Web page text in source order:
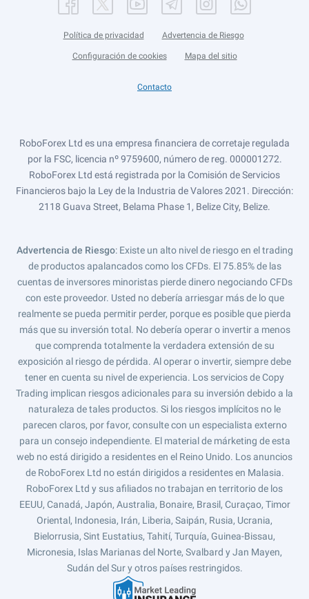
Política de privacidad Advertencia de Riesgo
Configuración de cookies Mapa del sitio
Contacto
RoboForex Ltd es una empresa financiera de corretaje regulada
por la FSC, licencia nº 9759600, número de reg. 000001272.
RoboForex Ltd está registrada por la Comisión de Servicios
Financieros bajo la Ley de la Industria de Valores 2021. Dirección:
2118 Guava Street, Belama Phase 1, Belize City, Belize.
Advertencia de Riesgo: Existe un alto nivel de riesgo en el trading
de productos apalancados como los CFDs. El 75.85% de las
cuentas de inversores minoristas pierde dinero negociando CFDs
con este proveedor. Usted no debería arriesgar más de lo que
realmente se pueda permitir perder, porque es posible que pierda
más que su inversión total. No debería operar o invertir a menos
que comprenda totalmente la verdadera extensión de su
exposición al riesgo de pérdida. Al operar o invertir, siempre debe
tener en cuenta su nivel de experiencia. Los servicios de Copy
Trading implican riesgos adicionales para su inversión debido a la
naturaleza de tales productos. Si los riesgos implícitos no le
parecen claros, por favor, consulte con un especialista externo
para un consejo independiente. El material de márketing de esta
web no está dirigido a residentes en el Reino Unido. Los anuncios
de RoboForex Ltd no están dirigidos a residentes en Malasia.
RoboForex Ltd y sus afiliados no trabajan en territorio de los
EEUU, Canadá, Japón, Australia, Bonaire, Brasil, Curaçao, Timor
Oriental, Indonesia, Irán, Liberia, Saipán, Rusia, Ucrania,
Bielorrusia, Sint Eustatius, Tahití, Turquía, Guinea-Bissau,
Micronesia, Islas Marianas del Norte, Svalbard y Jan Mayen,
Sudán del Sur y otros países restringidos.